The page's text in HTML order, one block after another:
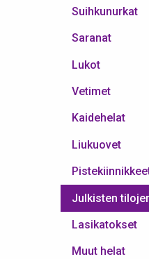
Suihkunurkat
Saranat
Lukot
Vetimet
Kaidehelat
Liukuovet
Julkisten
Lasikatokset
Muut helat